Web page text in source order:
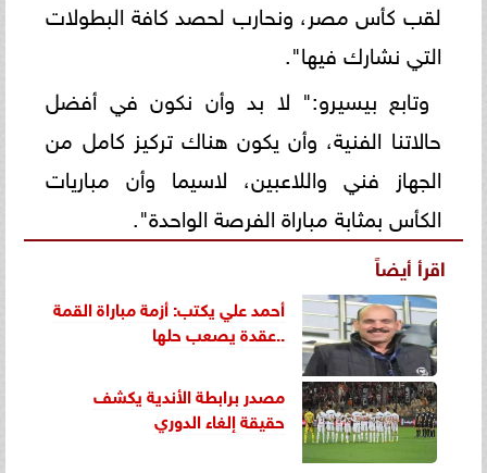
لقب كأس مصر، ونحارب لحصد كافة البطولات
التي نشارك فيها".
وتابع بيسيرو:" لا بد وأن نكون في أفضل
حالاتنا الفنية، وأن يكون هناك تركيز كامل من
الجهاز فني واللاعبين، لاسيما وأن مباريات
الكأس بمثابة مباراة الفرصة الواحدة".
اقرأ أيضاً
أحمد علي يكتب: أزمة مباراة القمة
..عقدة يصعب حلها
مصدر برابطة الأندية يكشف
حقيقة إلغاء الدوري